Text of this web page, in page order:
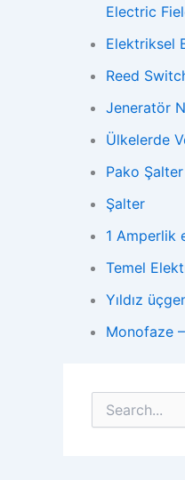
Electric
Elektriksel
Reed
Jeneratör
Ülkelerde
Pako Şalter
Şalter
1 Amperlik
Temel
Yıldız
Monofaze